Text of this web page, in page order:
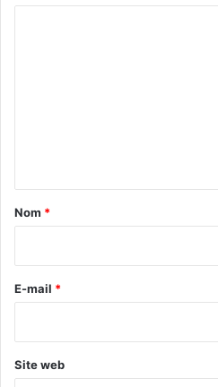
a
e
Nom *
E-mail *
Site web